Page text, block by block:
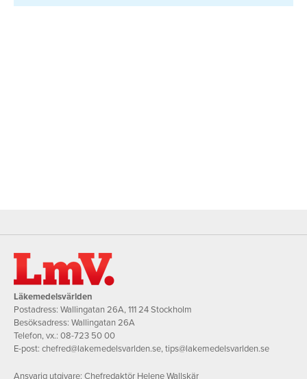
Läkemedelsvärlden
Postadress: Wallingatan 26A, 111 24 Stockholm
Besöksadress: Wallingatan 26A
Telefon, vx.: 08-723 50 00
E-post: chefred@lakemedelsvarlden.se,tips@lakemedelsvarlden.se
Ansvarig utgivare: Chefredaktör Helene Wallskär